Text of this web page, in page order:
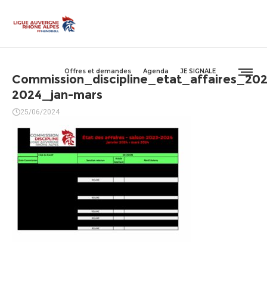
Offres et demandes Agenda JE SIGNALE
2024_jan-mars
25/06/2024